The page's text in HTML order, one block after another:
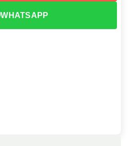
WHATSAPP